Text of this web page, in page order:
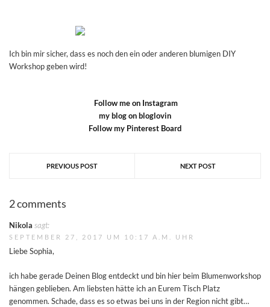
Ich bin mir sicher, dass es noch den ein oder anderen blumigen DIY
Workshop geben wird!
Follow me on Instagram
my blog on bloglovin
Follow my Pinterest Board
PREVIOUS POST NEXT POST
2 comments
Nikola sagt:
SEPTEMBER 27, 2017 UM 10:17 A.M. UHR
Liebe Sophia,
ich habe gerade Deinen Blog entdeckt und bin hier beim Blumenworkshop
hängen geblieben. Am liebsten hätte ich an Eurem Tisch Platz
genommen. Schade, dass es so etwas bei uns in der Region nicht gibt…